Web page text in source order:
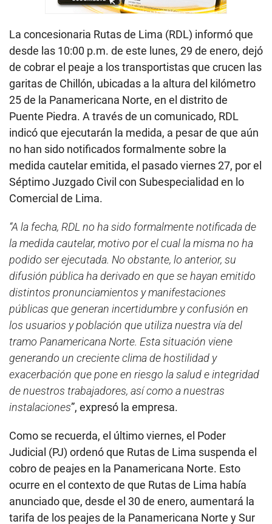
La concesionaria Rutas de Lima (RDL) informó que
desde las 10:00 p.m. de este lunes, 29 de enero, dejó
de cobrar el peaje a los transportistas que crucen las
garitas de Chillón, ubicadas a la altura del kilómetro
25 de la Panamericana Norte, en el distrito de
Puente Piedra. A través de un comunicado, RDL
indicó que ejecutarán la medida, a pesar de que aún
no han sido notificados formalmente sobre la
medida cautelar emitida, el pasado viernes 27, por el
Séptimo Juzgado Civil con Subespecialidad en lo
Comercial de Lima.
“A la fecha, RDL no ha sido formalmente notificada de
la medida cautelar, motivo por el cual la misma no ha
podido ser ejecutada. No obstante, lo anterior, su
difusión pública ha derivado en que se hayan emitido
distintos pronunciamientos y manifestaciones
públicas que generan incertidumbre y confusión en
los usuarios y población que utiliza nuestra vía del
tramo Panamericana Norte. Esta situación viene
generando un creciente clima de hostilidad y
exacerbación que pone en riesgo la salud e integridad
de nuestros trabajadores, así como a nuestras
instalaciones”, expresó la empresa.
Como se recuerda, el último viernes, el Poder
Judicial (PJ) ordenó que Rutas de Lima suspenda el
cobro de peajes en la Panamericana Norte. Esto
ocurre en el contexto de que Rutas de Lima había
anunciado que, desde el 30 de enero, aumentará la
tarifa de los peajes de la Panamericana Norte y Sur